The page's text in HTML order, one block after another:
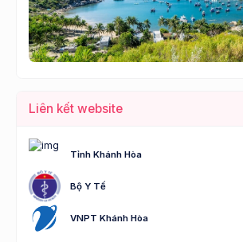
Liên kết website
Tỉnh Khánh Hòa
Bộ Y Tế
VNPT Khánh Hòa